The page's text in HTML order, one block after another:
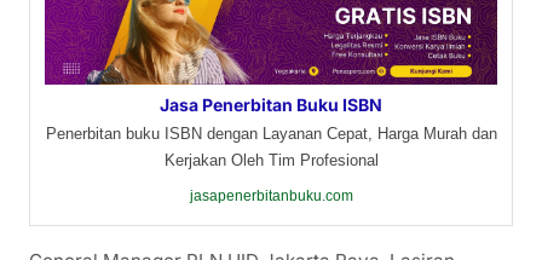
Jasa Penerbitan Buku ISBN
Penerbitan buku ISBN dengan Layanan Cepat, Harga Murah dan
Kerjakan Oleh Tim Profesional
jasapenerbitanbuku.com